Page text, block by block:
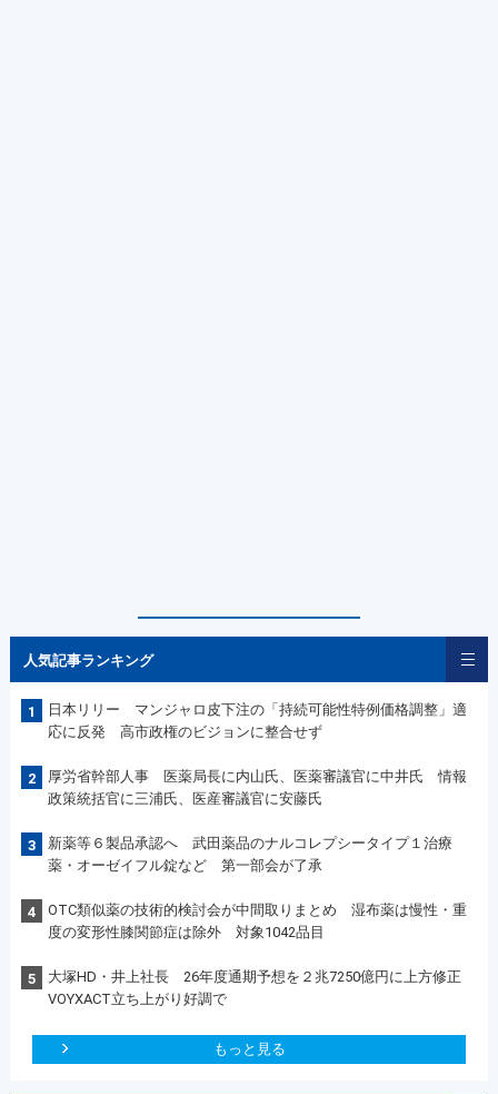
人気記事ランキング
1
日本リリー マンジャロ皮下注の「持続可能性特例価格調整」適
応に反発 高市政権のビジョンに整合せず
2
厚労省幹部人事 医薬局長に内山氏、医薬審議官に中井氏 情報
政策統括官に三浦氏、医産審議官に安藤氏
3
新薬等６製品承認へ 武田薬品のナルコレプシータイプ１治療
薬・オーゼイフル錠など 第一部会が了承
4
OTC類似薬の技術的検討会が中間取りまとめ 湿布薬は慢性・重
度の変形性膝関節症は除外 対象1042品目
5
大塚HD・井上社長 26年度通期予想を２兆7250億円に上方修正
VOYXACT立ち上がり好調で
もっと見る